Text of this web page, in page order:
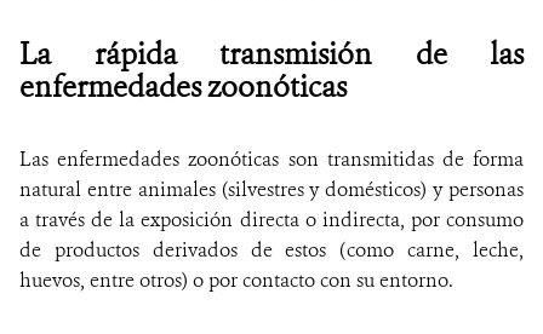
La rápida transmisión de las
enfermedades zoonóticas
Las enfermedades zoonóticas son transmitidas de forma
natural entre animales (silvestres y domésticos) y personas
a través de la exposición directa o indirecta, por consumo
de productos derivados de estos (como carne, leche,
huevos, entre otros) o por contacto con su entorno.